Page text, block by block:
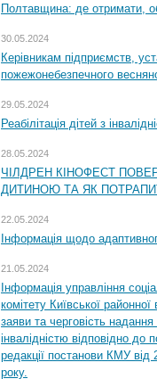
Полтавщина: де отримати,
30.05.2024
Керівникам підприємств,
пожежонебезпечного
29.05.2024
Реабілітація дітей з
28.05.2024
ЧІЛДРЕН КІНОФЕСТ
ДИТИНОЮ ТА ЯК
22.05.2024
Інформація щодо
21.05.2024
Інформація управління
комітету Київської
заяви та черговість надання
інвалідністю відповідно
редакції постанови КМУ від
року.